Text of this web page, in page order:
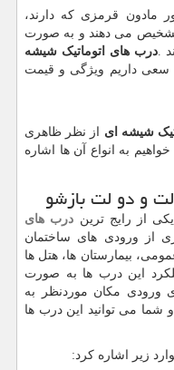
مادون قرمزی که دارند،
تشخیص می دهند و به صورت
.درب های اتوماتیک شیشه
سعی داریم ویژگی و قیمت
شیشه ای از نظر ظاهری
به انواع آن ها اشاره
و دو لت بازشو
از رایج ترین درب های
از ورودی های ساختمان
بیمارستان ها، هتل ها
این درب ها به صورت
ورودی مکان موردنظر به
می توانید این درب ها
زیر اشاره کرد: